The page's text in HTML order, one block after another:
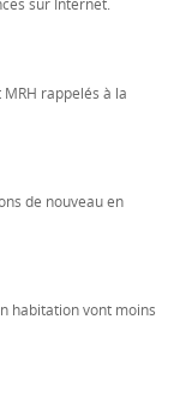
sur Internet.
rappelés à la
de nouveau en
habitation vont moins